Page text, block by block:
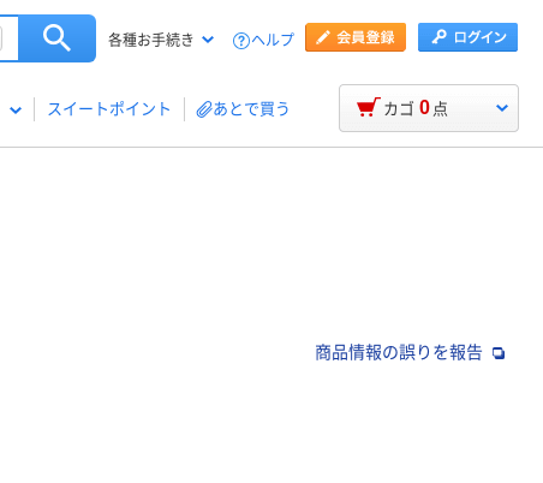
各種お手続き ヘルプ
スイートポイント あとで買う カゴ 0 点
商品情報の誤りを報告